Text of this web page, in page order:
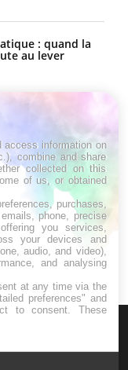
: quand la
au lever
des
latérale
access information on
combine and share
collected on this
of us, or obtained
purchases,
phone, precise
you services,
your devices and
audio, and video),
and analysing
at any time via the
preferences" and
to consent. These